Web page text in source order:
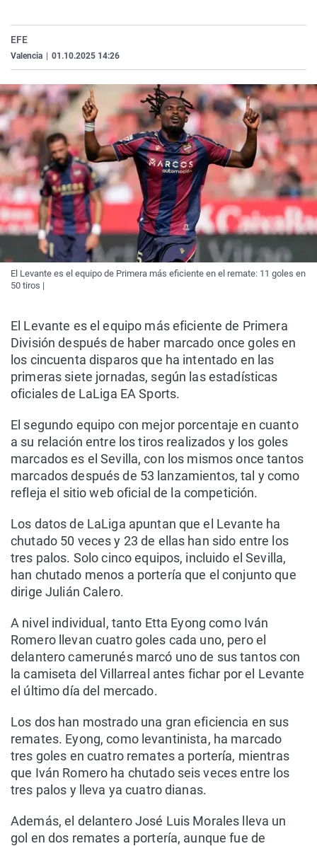
Operación Viuda
Navarra
País Vasco
EFE
Valencia 01.10.2025 14:26
El Levante es el equipo de Primera más eficiente en el remate: 11 goles en
50 tiros |
El Levante es el equipo más eficiente de Primera
División después de haber marcado once goles en
los cincuenta disparos que ha intentado en las
primeras siete jornadas, según las estadísticas
oficiales de LaLiga EA Sports.
El segundo equipo con mejor porcentaje en cuanto
a su relación entre los tiros realizados y los goles
marcados es el Sevilla, con los mismos once tantos
marcados después de 53 lanzamientos, tal y como
refleja el sitio web oficial de la competición.
Los datos de LaLiga apuntan que el Levante ha
chutado 50 veces y 23 de ellas han sido entre los
tres palos. Solo cinco equipos, incluido el Sevilla,
han chutado menos a portería que el conjunto que
dirige Julián Calero.
A nivel individual, tanto Etta Eyong como Iván
Romero llevan cuatro goles cada uno, pero el
delantero camerunés marcó uno de sus tantos con
la camiseta del Villarreal antes fichar por el Levante
el último día del mercado.
Los dos han mostrado una gran eficiencia en sus
remates. Eyong, como levantinista, ha marcado
tres goles en cuatro remates a portería, mientras
que Iván Romero ha chutado seis veces entre los
tres palos y lleva ya cuatro dianas.
Además, el delantero José Luis Morales lleva un
gol en dos remates a portería, aunque fue de